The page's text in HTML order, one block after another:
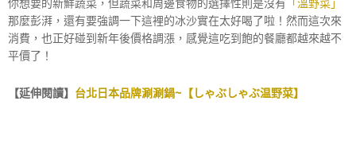
那麼彭湃，還有要強調一下這裡的冰沙實在太好喝了啦！然而這次來
消費，也正好碰到新年後價格調漲，感覺這吃到飽的餐廳都越來越不
平價了！
【延伸閱讀】 台北日本品牌涮涮鍋~【しゃぶしゃぶ温野菜】